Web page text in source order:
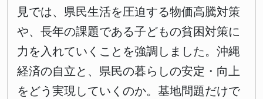
見では、県民生活を圧迫する物価高騰対策
や、長年の課題である子どもの貧困対策に
力を入れていくことを強調しました。沖縄
経済の自立と、県民の暮らしの安定・向上
をどう実現していくのか。基地問題だけで